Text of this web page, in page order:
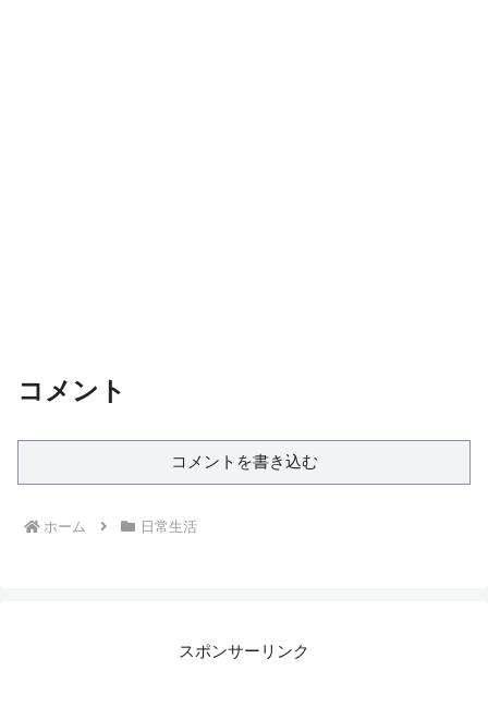
コメント
コメントを書き込む
ホーム 日常生活
スポンサーリンク